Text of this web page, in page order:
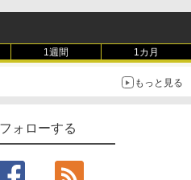
ノート機能搭載、明るさ自動調
調節ライト、プレミアムペン付
ファイト1週間 1カ月
もっと見る
ォローする